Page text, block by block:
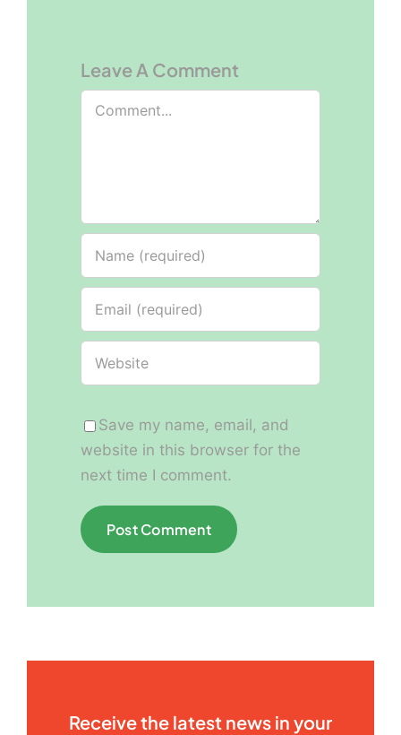
Leave A Comment
Comment
Save my name, email, and
website in this browser for the
next time I comment.
Receive the latest news in your